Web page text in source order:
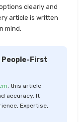
healthclearly and
article is written
mind.
People-First
, this article
accuracy. It
Expertise,